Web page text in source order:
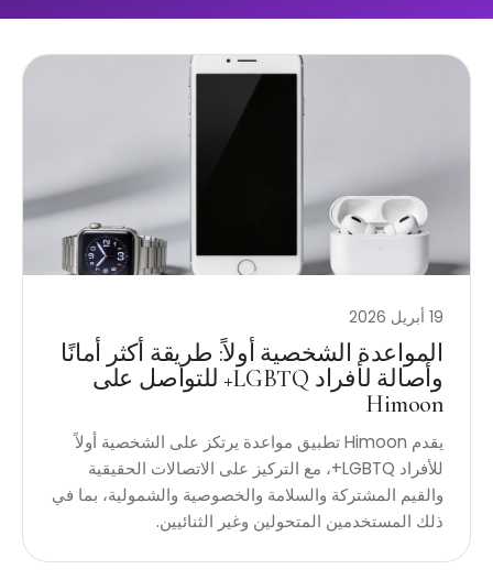
19 أبريل 2026
المواعدة الشخصية أولاً: طريقة أكثر أمانًا
وأصالة لأفراد LGBTQ+ للتواصل على
Himoon
يقدم Himoon تطبيق مواعدة يرتكز على الشخصية أولاً
للأفراد LGBTQ+، مع التركيز على الاتصالات الحقيقية
والقيم المشتركة والسلامة والخصوصية والشمولية، بما في
ذلك المستخدمين المتحولين وغير الثنائيين.